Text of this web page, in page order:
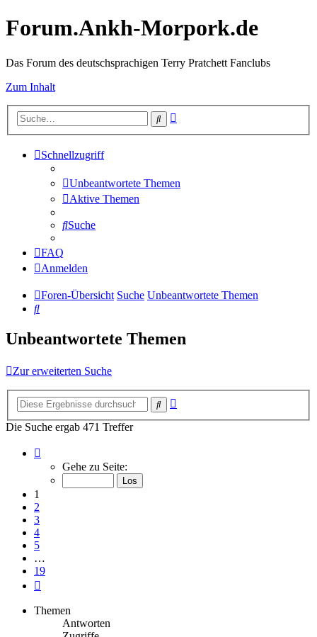
Forum.Ankh-Morpork.de
Das Forum des deutschsprachigen Terry Pratchett Fanclubs
Zum Inhalt
Suche
Schnellzugriff
Unbeantwortete Themen
Aktive Themen
Suche
FAQ
Anmelden
Foren-Übersicht Suche Unbeantwortete Themen
Suche
Unbeantwortete Themen
Zur erweiterten Suche
Suche
Die Suche ergab 471 Treffer
von
Gehe zu Seite:
1
2
3
4
5
…
19
Themen
Antworten